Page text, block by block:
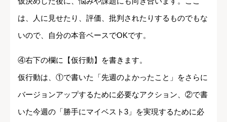
は、人に見せたり、評価、批判されたりするものでもな
いので、自分の本音ベースでOKです。
④右下の欄に【仮行動】を書きます。
仮行動は、①で書いた「先週のよかったこと」をさらに
バージョンアップするために必要なアクション、②で書
いた今週の「勝手にマイベスト3」を実現するために必